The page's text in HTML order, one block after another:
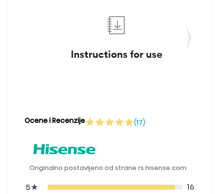
Instructions for use
Ocene i Recenzije (17)
Originalno postavljeno od strane rs.hisense.com
5★
16